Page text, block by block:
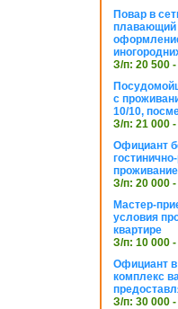
Повар в
плавающий
З/п: 20 500 -
с
10/10,
З/п: 21 000 -
Официант
З/п: 20 000 -
Мастер-
условия
квартире
З/п: 10 000 -
Официант в
комплекс
З/п: 30 000 -